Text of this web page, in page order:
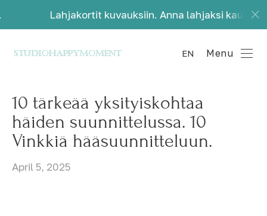
kuvauksiin. Anna lahjaksi kauniita muistoja.
EN Menu
10 tärkeää yksityiskohtaa
häiden suunnittelussa. 10
Vinkkiä hääsuunnitteluun.
April 5, 2025